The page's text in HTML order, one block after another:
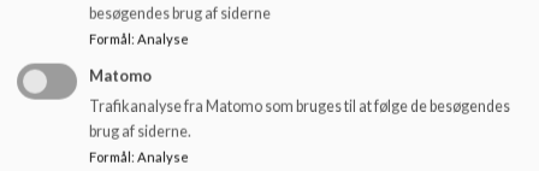
Utterslev Skole og KKFO
Skoleholdervej 20
besøgendes brug af siderne
Formål : Analyse
Matomo
Trafikanalyse fra Matomo som bruges til at følge de besøgendes
brug af siderne.
Formål: Analyse